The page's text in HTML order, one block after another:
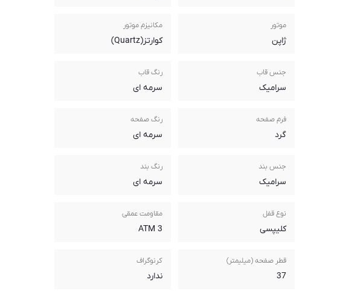
موتور
ژاپن
مکانیزم موتور
کوارتز(Quartz)
جنس قاب
سرامیک
رنگ قاب
سرمه ای
فرم صفحه
گرد
رنگ صفحه
سرمه ای
جنس بند
سرامیک
رنگ بند
سرمه ای
نوع قفل
کلیپسی
مقاومت عمقی
3 ATM
قطر صفحه (میلیمتر)
37
کرنوگراف
ندارد